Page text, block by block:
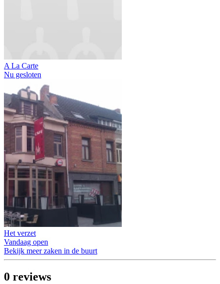
A La Carte
Nu gesloten
Het verzet
Vandaag open
Bekijk meer zaken in de buurt
0 reviews